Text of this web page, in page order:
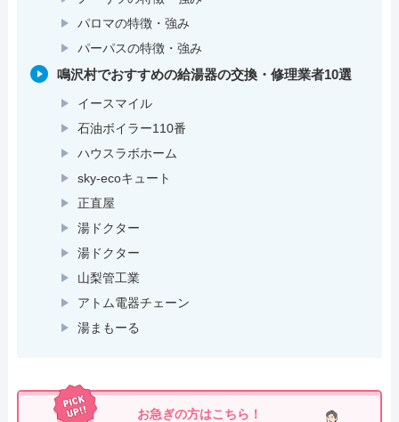
パロマの特徴・強み
パーパスの特徴・強み
鳴沢村でおすすめの給湯器の交換・修理業者10選
イースマイル
石油ボイラー110番
ハウスラボホーム
sky-ecoキュート
正直屋
湯ドクター
湯ドクター
山梨管工業
アトム電器チェーン
湯まもーる
お急ぎの方はこちら！